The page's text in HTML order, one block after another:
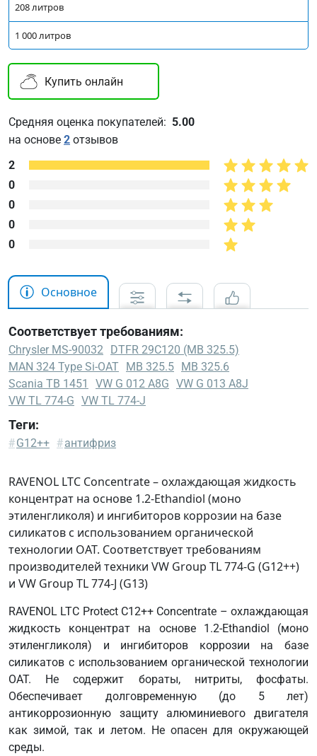
208 литров
1 000 литров
Купить онлайн
Средняя оценка покупателей: 5.00
на основе 2 отзывов
2
0
0
0
0
Основное
Соответствует требованиям:
Chrysler MS-90032 DTFR 29C120 (MB 325.5)
MAN 324 Type Si-OAT MB 325.5 MB 325.6
Scania TB 1451
VW G 012 A8G VW G 013 A8J
VW TL 774-G VW TL 774-J
Chrysler
90032
DTFR
29C120
(MB
325.5)
MAN
324
Si-
OAT
MB
325.5
MB
325.6
Scania
TB
1451
Теги:
#G12++ #антифриз
RAVENOL LTC Concentrate – охлаждающая жидкость
концентрат на основе 1.2-Ethandiol (моно
этиленгликоля) и ингибиторов коррозии на базе
силикатов с использованием органической
технологии OAT. Соответствует требованиям
производителей техники VW Group TL 774-G (G12++)
и VW Group TL 774-J (G13)
RAVENOL LTC Protect C12++ Concentrate – охлаждающая
жидкость концентрат на основе 1.2-Ethandiol (моно
этиленгликоля) и ингибиторов коррозии на базе
силикатов с использованием органической технологии
OAT. Не содержит бораты, нитриты, фосфаты.
Обеспечивает долговременную (до 5 лет)
антикоррозионную защиту алюминиевого двигателя
как зимой, так и летом. Не опасен для окружающей
среды.